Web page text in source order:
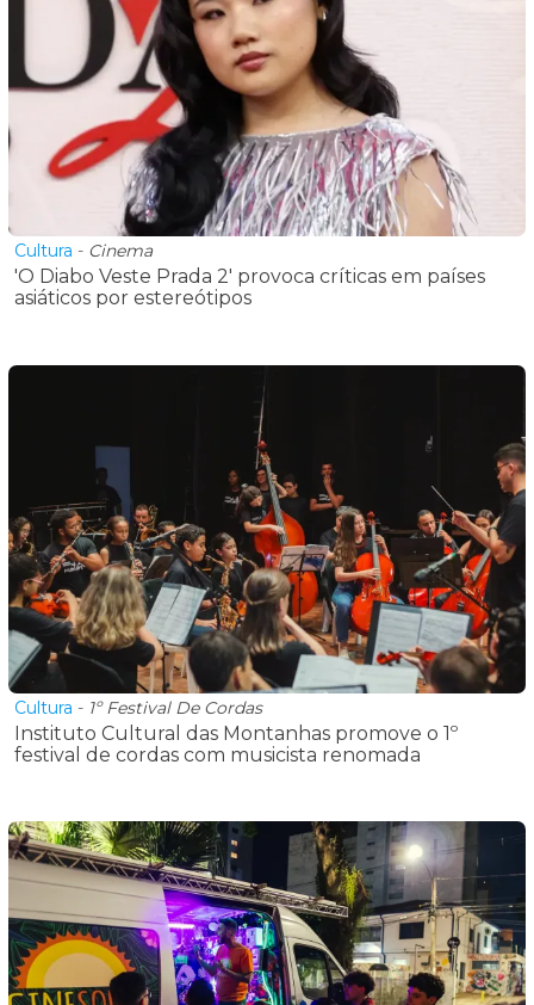
Cultura - Cinema
'O Diabo Veste Prada 2' provoca críticas em países
asiáticos por estereótipos
Cultura - 1º Festival De Cordas
Instituto Cultural das Montanhas promove o 1º
festival de cordas com musicista renomada